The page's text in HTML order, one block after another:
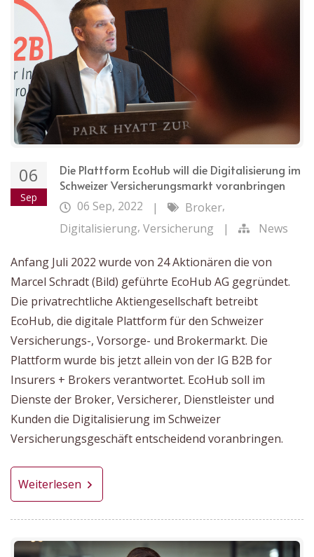
06
Sep
Die Plattform EcoHub will die Digitalisierung im
Schweizer Versicherungsmarkt voranbringen
06 Sep, 2022
| Broker,
Digitalisierung, Versicherung | News
Anfang Juli 2022 wurde von 24 Aktionären die von
Marcel Schradt (Bild) geführte EcoHub AG gegründet.
Die privatrechtliche Aktiengesellschaft betreibt
EcoHub, die digitale Plattform für den Schweizer
Versicherungs-, Vorsorge- und Brokermarkt. Die
Plattform wurde bis jetzt allein von der IG B2B for
Insurers + Brokers verantwortet. EcoHub soll im
Dienste der Broker, Versicherer, Dienstleister und
Kunden die Digitalisierung im Schweizer
Versicherungsgeschäft entscheidend voranbringen.
Weiterlesen